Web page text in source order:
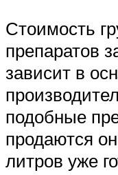
Стоимость
препаратов
зависит в
подобные
продаются
литров уже